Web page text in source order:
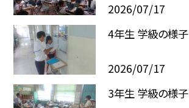
2026/07/17
4年生 学級の様子
2026/07/17
3年生 学級の様子